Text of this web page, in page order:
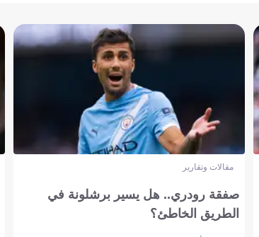
مقالات وتقارير
صفقة رودري.. هل يسير برشلونة في
الطريق الخاطئ؟